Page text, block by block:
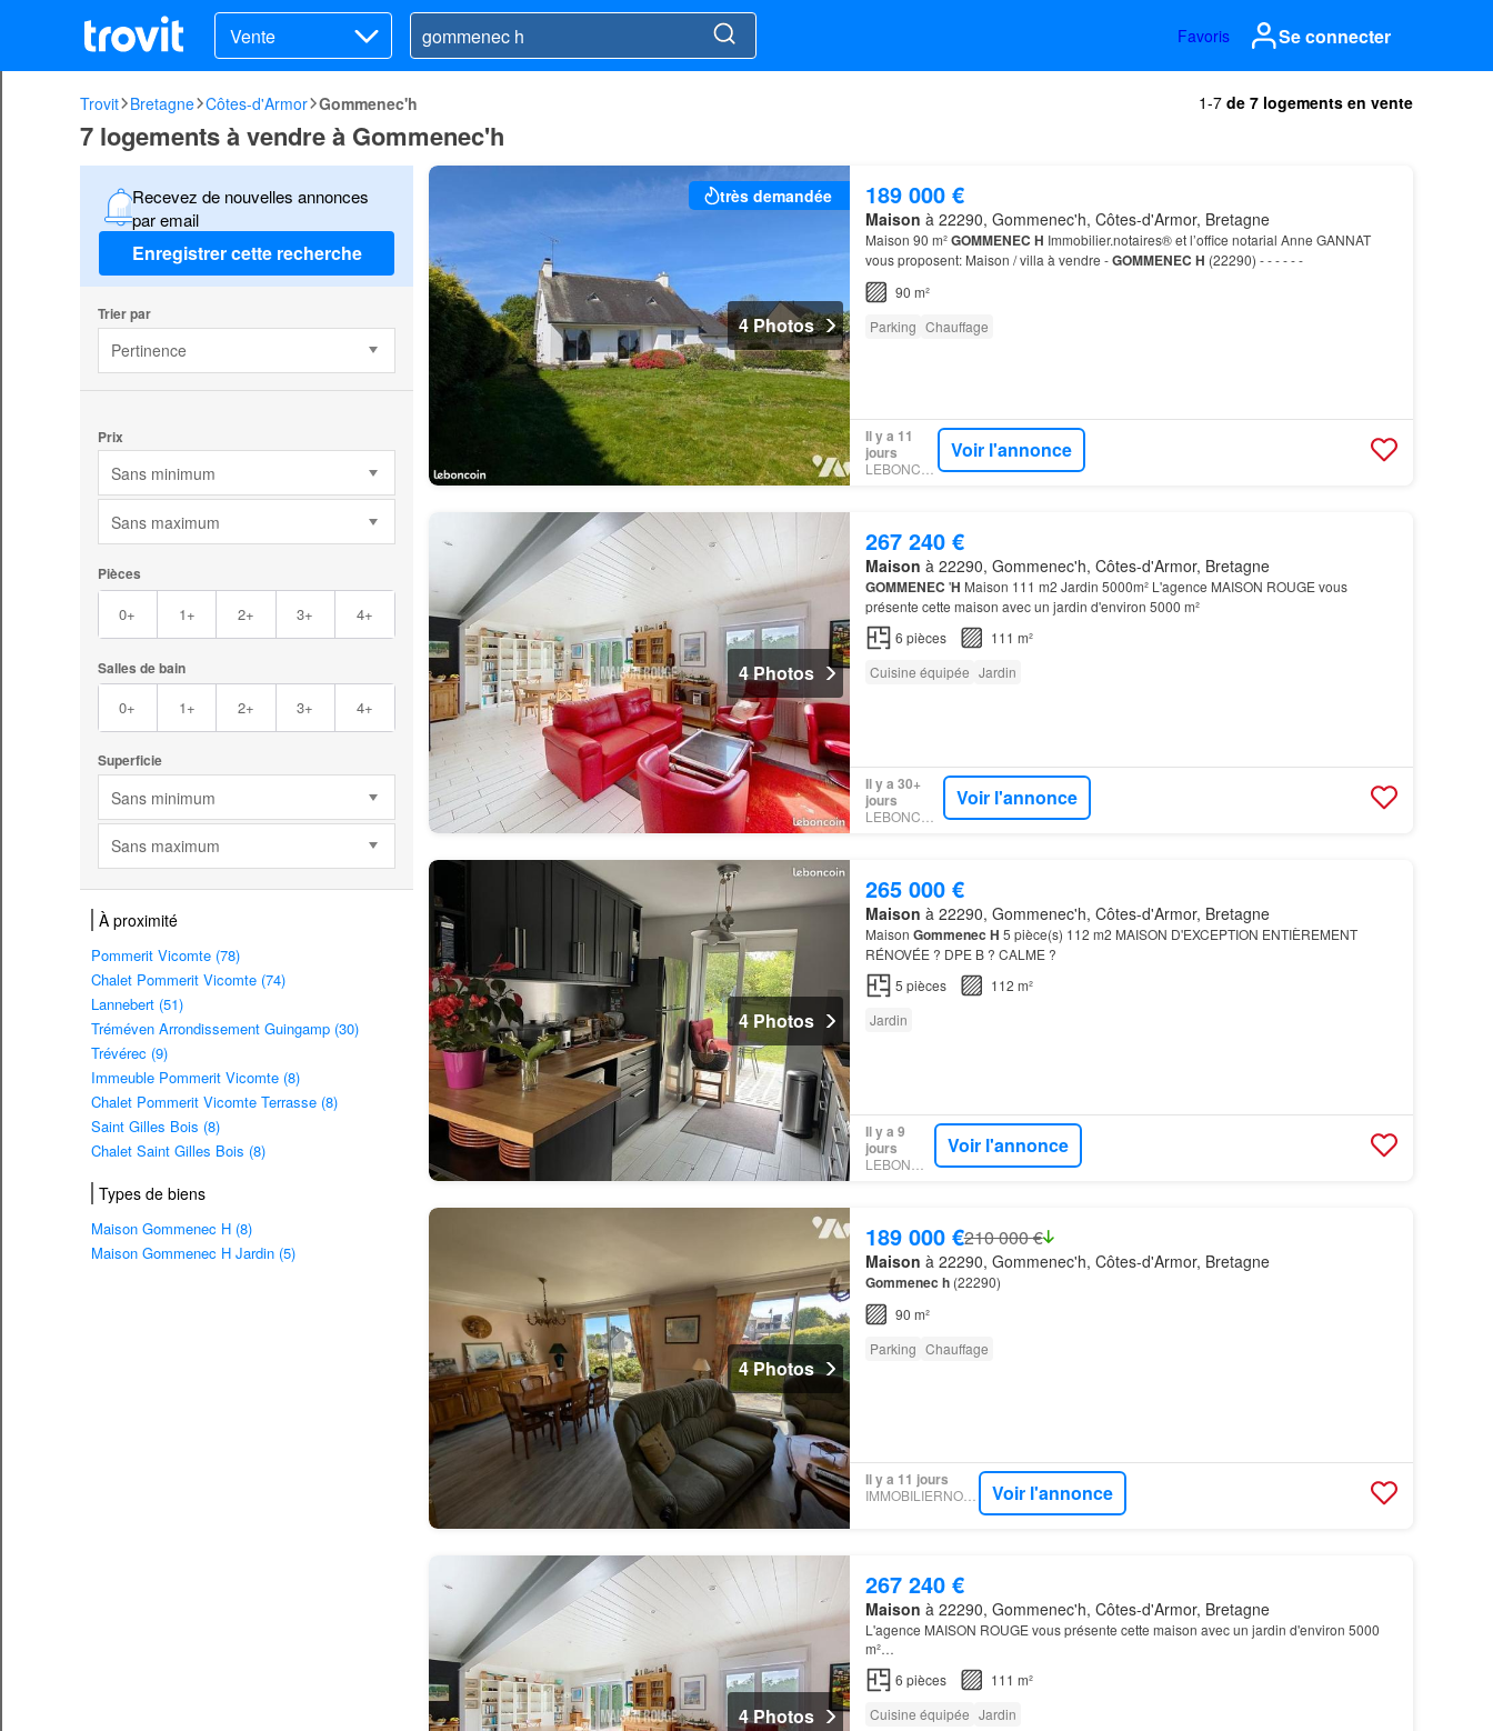
Vente Favoris Se connecter
Trovit Bretagne Côtes-d'Armor Gommenec'h 1-7 de 7 logements en vente
7 logements à vendre à Gommenec'h
Recevez de nouvelles annonces
par email
Enregistrer cette recherche
Trier par
Pertinence
Prix
Sans minimum
Sans maximum
Pièces
0+ 1+ 2+ 3+ 4+
Salles de bain
0+ 1+ 2+ 3+ 4+
Superficie
Sans minimum
Sans maximum
À proximité
Pommerit Vicomte (78)
Chalet Pommerit Vicomte (74)
Lannebert (51)
Tréméven Arrondissement Guingamp (30)
Trévérec (9)
Immeuble Pommerit Vicomte (8)
Chalet Pommerit Vicomte Terrasse (8)
Saint Gilles Bois (8)
Chalet Saint Gilles Bois (8)
Types de biens
Maison Gommenec H (8)
Maison Gommenec H Jardin (5)
très demandée
4 Photos
189 000 €
Maison à 22290, Gommenec'h, Côtes-d'Armor, Bretagne
Maison 90 m²GOMMENEC H Immobilier.notaires® et l’office notarial Anne GANNAT
vous proposent: Maison / villa à vendre -GOMMENEC H (22290) - - - - - -
90 m²
Parking Chauffage
Il y a 11
jours
Voir l'annonce
4 Photos
267 240 €
Maison à 22290, Gommenec'h, Côtes-d'Armor, Bretagne
GOMMENEC 'H Maison 111 m2 Jardin 5000m² L'agence MAISON ROUGE vous
présente cette maison avec un jardin d'environ 5000 m²
6 pièces
111 m²
Cuisine équipée Jardin
Il y a 30+
jours
Voir l'annonce
4 Photos
265 000 €
Maison à 22290, Gommenec'h, Côtes-d'Armor, Bretagne
Maison Gommenec H 5 pièce(s) 112 m2 MAISON D'EXCEPTION ENTIÈREMENT
RÉNOVÉE ? DPE B ? CALME ?
5 pièces
112 m²
Jardin
Il y a 9
jours
Voir l'annonce
4 Photos
189 000 €210 000 €
Maison à 22290, Gommenec'h, Côtes-d'Armor, Bretagne
Gommenec h(22290)
90 m²
Parking Chauffage
Il y a 11 jours
IMMOBILIERNOTAIRES Voir l'annonce
4 Photos
267 240 €
Maison à 22290, Gommenec'h, Côtes-d'Armor, Bretagne
L'agence MAISON ROUGE vous présente cette maison avec un jardin d'environ 5000
m²…
6 pièces
111 m²
Cuisine équipée Jardin